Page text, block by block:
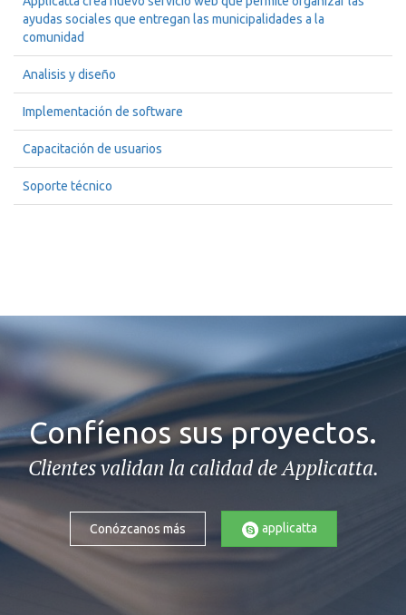
ayudas sociales que entregan las municipalidades a la
comunidad
Analisis y diseño
Implementación de software
Capacitación de usuarios
Soporte técnico
Confíenos sus proyectos.
Clientes validan la calidad de Applicatta.
Conózcanos más applicatta